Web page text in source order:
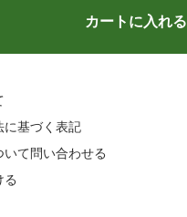
カートに入れる
に基づく表記
いて問い合わせる
る